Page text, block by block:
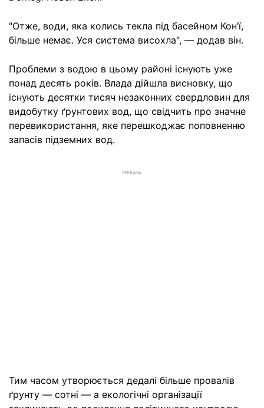
"Отже, води, яка колись текла під басейном Кон’ї,
більше немає. Уся система висохла", — додав він.
Проблеми з водою в цьому районі існують уже
понад десять років. Влада дійшла висновку, що
існують десятки тисяч незаконних свердловин для
видобутку ґрунтових вод, що свідчить про значне
перевикористання, яке перешкоджає поповненню
запасів підземних вод.
РЕКЛАМА
Тим часом утворюється дедалі більше провалів
ґрунту — сотні — а екологічні організації